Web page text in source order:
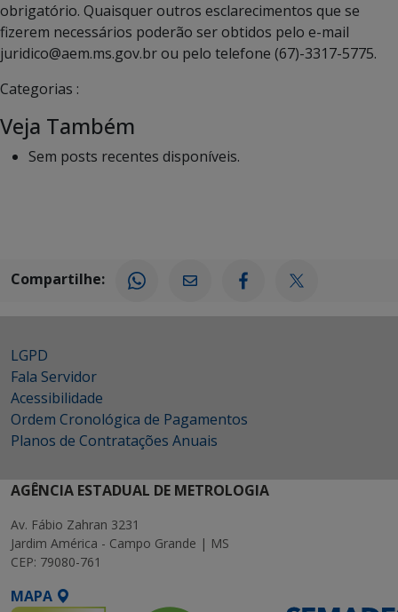
obrigatório. Quaisquer outros esclarecimentos que se
fizerem necessários poderão ser obtidos pelo e-mail
juridico@aem.ms.gov.br ou pelo telefone (67)-3317-5775.
Categorias :
Veja Também
Sem posts recentes disponíveis.
Compartilhe:
LGPD
Fala Servidor
Acessibilidade
Ordem Cronológica de Pagamentos
Planos de Contratações Anuais
AGÊNCIA ESTADUAL DE METROLOGIA
Av. Fábio Zahran 3231
Jardim América - Campo Grande | MS
CEP: 79080-761
MAPA